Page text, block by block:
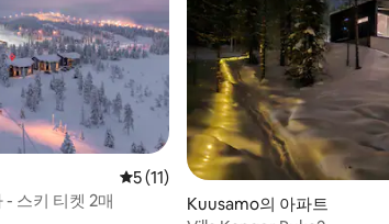
평점 5점(5점 만점), 후기 11개
5 (11)
- 스키 티켓 2매
Kuusamo의 아파트